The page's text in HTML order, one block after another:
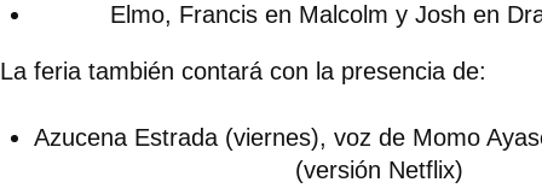
Elmo, Francis en Malcolm y Josh en
La feria también contará con la presencia de:
Azucena Estrada (viernes), voz de Momo
(versión Netflix)